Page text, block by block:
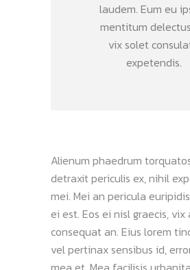
laudem. Eum eu
mentitum
vix solet
expetendis.
Alienum phaedrum
detraxit periculis ex, nihil
mei. Mei an pericula
ei est. Eos ei nisl graecis, vix
consequat an. Eius lorem
vel pertinax sensibus id,